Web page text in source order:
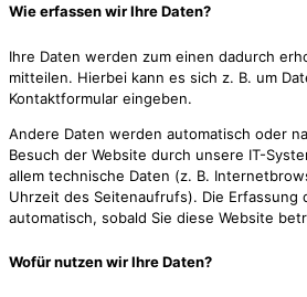
Wie erfassen wir Ihre Daten?
Ihre Daten werden zum einen dadurch
mitteilen. Hierbei kann es sich z. B. um
Kontaktformular eingeben.
Andere Daten werden automatisch oder
Besuch der Website durch unsere IT-
allem technische Daten (z. B.
Uhrzeit des Seitenaufrufs). Die Erfassung
automatisch, sobald Sie diese Website
Wofür nutzen wir Ihre Daten?